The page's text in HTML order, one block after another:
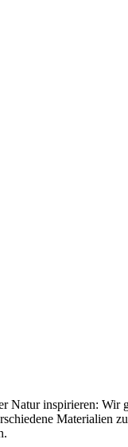
Natur inspirieren: Wir
Materialien